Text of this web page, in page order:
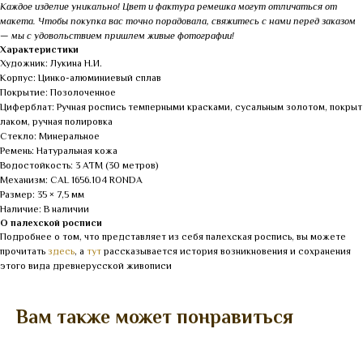
Каждое изделие уникально! Цвет и фактура ремешка могут отличаться от
макета. Чтобы покупка вас точно порадовала, свяжитесь с нами перед заказом
— мы с удовольствием пришлем живые фотографии!
Характеристики
Художник: Лукина Н.И.
Корпус: Цинко-алюминиевый сплав
Покрытие: Позолоченное
Циферблат: Ручная роспись темперными красками, сусальным золотом, покрыт
лаком, ручная полировка
Стекло: Минеральное
Ремень: Натуральная кожа
Водостойкость: 3 АТМ (30 метров)
Механизм: CAL 1656.104 RONDA
Размер: 35 × 7,5 мм
Наличие: В наличии
О палехской росписи
Подробнее о том, что представляет из себя палехская роспись, вы можете
прочитать здесь, а тут рассказывается история возникновения и сохранения
этого вида древнерусской живописи
Вам также может понравиться